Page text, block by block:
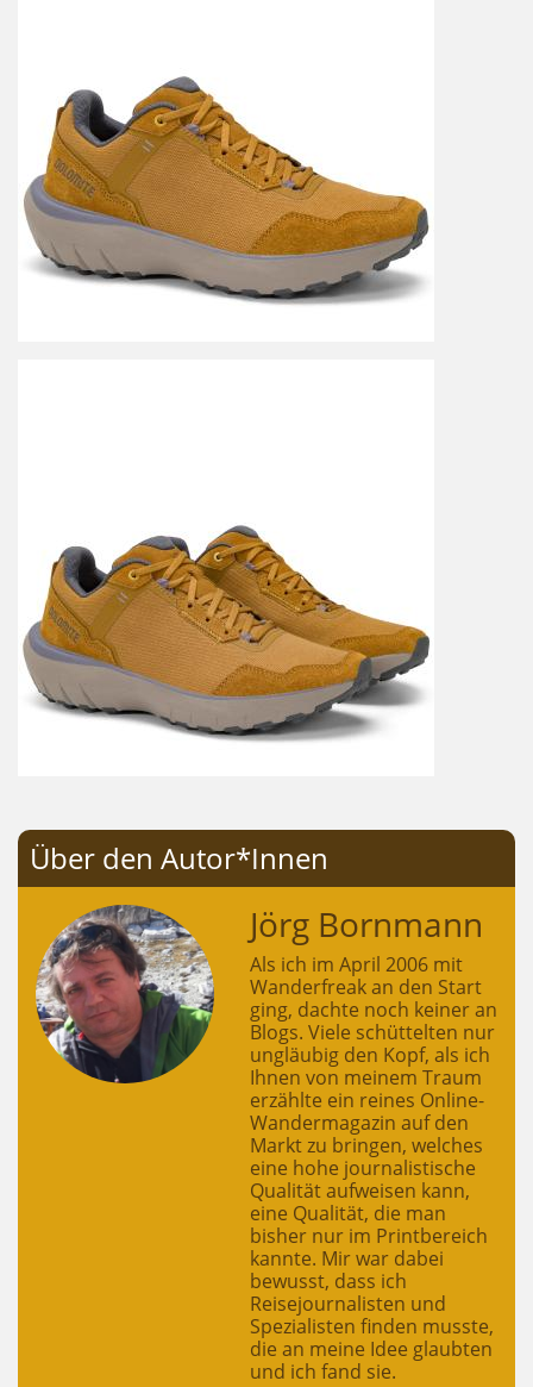
Über den Autor*Innen
Jörg Bornmann
Als ich im April 2006 mit
Wanderfreak an den Start
ging, dachte noch keiner an
Blogs. Viele schüttelten nur
ungläubig den Kopf, als ich
Ihnen von meinem Traum
erzählte ein reines Online-
Wandermagazin auf den
Markt zu bringen, welches
eine hohe journalistische
Qualität aufweisen kann,
eine Qualität, die man
bisher nur im Printbereich
kannte. Mir war dabei
bewusst, dass ich
Reisejournalisten und
Spezialisten finden musste,
die an meine Idee glaubten
und ich fand sie.